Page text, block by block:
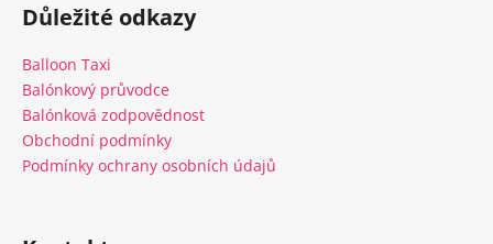
Důležité odkazy
Balloon Taxi
Balónkový průvodce
Balónková zodpovědnost
Obchodní podmínky
Podmínky ochrany osobních údajů